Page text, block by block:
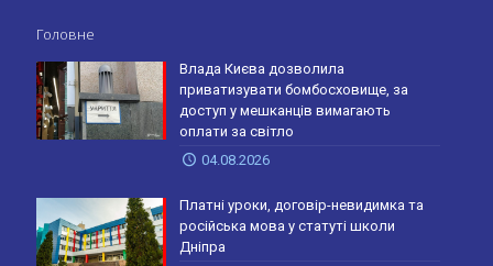
Головне
Влада Києва дозволила
приватизувати бомбосховище, за
доступ у мешканців вимагають
оплати за світло
04.08.2026
Платні уроки, договір-невидимка та
російська мова у статуті школи
Дніпра